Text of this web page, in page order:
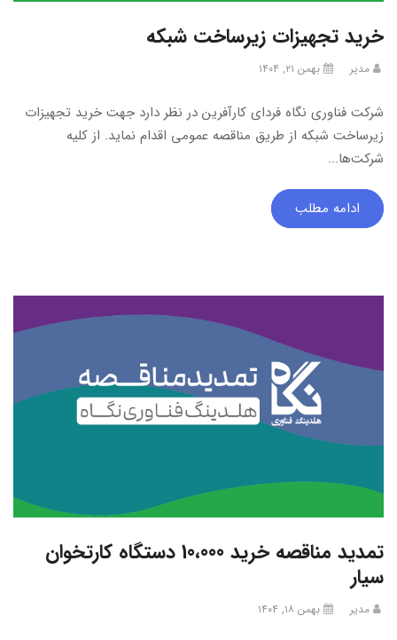
خرید تجهیزات زیرساخت شبکه
مدیر بهمن ۲۱, ۱۴۰۴
شرکت فناوری نگاه فردای کارآفرین در نظر دارد جهت خرید تجهیزات
زیرساخت شبکه از طریق مناقصه عمومی اقدام نماید. از کلیه
شرکت‌ها...
ادامه مطلب
تمدید مناقصه خرید 10،000 دستگاه کارتخوان
سیار
مدیر بهمن ۱۸, ۱۴۰۴